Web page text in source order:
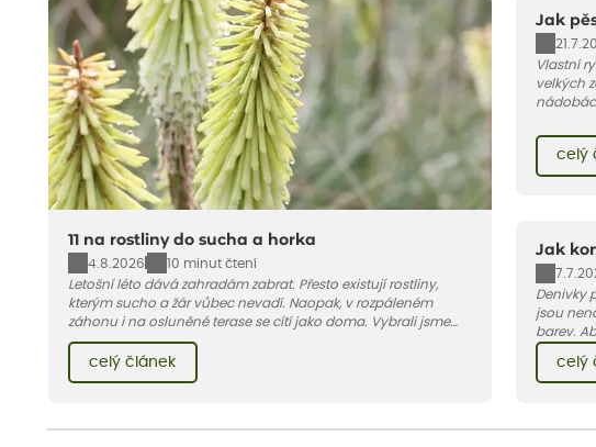
11 na rostliny do sucha a horka
4.8.2026
10 minut čtení
Letošní léto dává zahradám zabrat. Přesto existují rostliny,
kterým sucho a žár vůbec nevadí. Naopak, v rozpáleném
záhonu i na osluněné terase se cítí jako doma. Vybrali jsme
pro vás 11 tipů na odolné druhy, které zvládnou horké a suché
léto bez pravidelné zálivky. Pojďme se podívat, které to jsou.
celý článek
Jak
Vlastní
velkých
pár
celý
Jak
Denivky
jsou
barev.
jakými
celý